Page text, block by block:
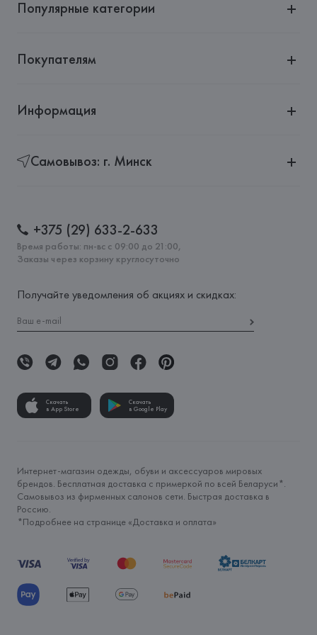
Популярные категории
Покупателям
Информация
Самовывоз: г. Минск
+375 (29) 633-2-633
Время работы: пн-вс с 09:00 до 21:00,
Заказы через корзину круглосуточно
Получайте уведомления об акциях и скидках:
Скачать
в App Store
Скачать
в Google Play
Интернет-магазин одежды, обуви и аксессуаров мировых
брендов. Бесплатная доставка с примеркой по всей Беларуси*.
Самовывоз из фирменных салонов сети. Быстрая доставка в
Россию.
*Подробнее на странице «Доставка и оплата»